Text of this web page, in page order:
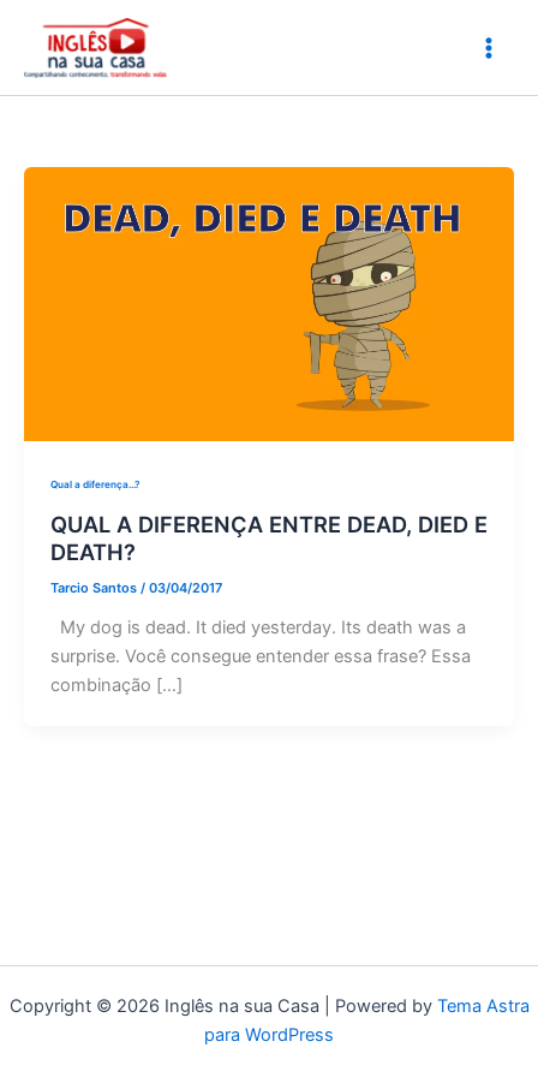
conteúdo
Qual a diferença...?
QUAL A DIFERENÇA ENTRE DEAD, DIED E
DEATH?
Tarcio Santos / 03/04/2017
My dog is dead. It died yesterday. Its death was a
surprise. Você consegue entender essa frase? Essa
combinação […]
Copyright © 2026 Inglês na sua Casa | Powered by Tema Astra
para WordPress